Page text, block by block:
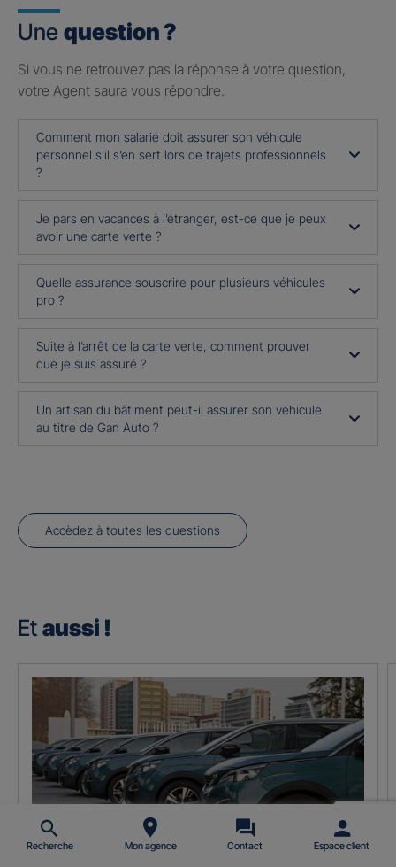
Une question ?
Si vous ne retrouvez pas la réponse à votre question,
votre Agent saura vous répondre.
Comment mon salarié doit assurer son véhicule
personnel s’il s’en sert lors de trajets professionnels
?
Je pars en vacances à l’étranger, est-ce que je peux
avoir une carte verte ?
Quelle assurance souscrire pour plusieurs véhicules
pro ?
Suite à l’arrêt de la carte verte, comment prouver
que je suis assuré ?
Un artisan du bâtiment peut-il assurer son véhicule
au titre de Gan Auto ?
Accèdez à toutes les questions
Et aussi !
Recherche Mon agence Contact Espace client